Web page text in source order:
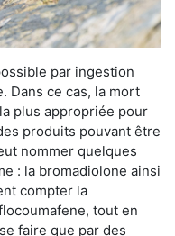
par ingestion
Dans ce cas, la mort
plus appropriée pour
produits pouvant être
nommer quelques
: la bromadiolone ainsi
compter la
tout en
faire que par des